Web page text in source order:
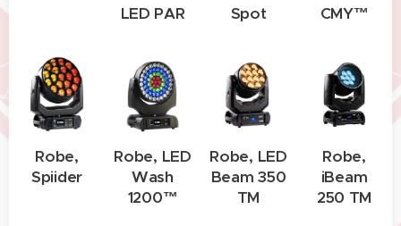
LED PAR
Spot
CMY™
Robe,
Spiider
Robe, LED
Wash
1200™
Robe, LED
Beam 350
TM
Robe,
iBeam
250 TM